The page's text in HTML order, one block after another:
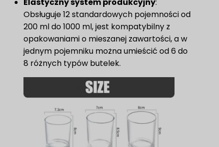
Obsługuje 12 standardowych pojemności od
200 ml do 1000 ml, jest kompatybilny z
opakowaniami o mieszanej zawartości, a w
jednym pojemniku można umieścić od 6 do
8 różnych typów butelek.